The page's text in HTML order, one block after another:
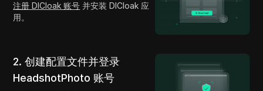
注册 DICloak 账号 并安装 DICloak 应
用。
2. 创建配置文件并登录
HeadshotPhoto 账号